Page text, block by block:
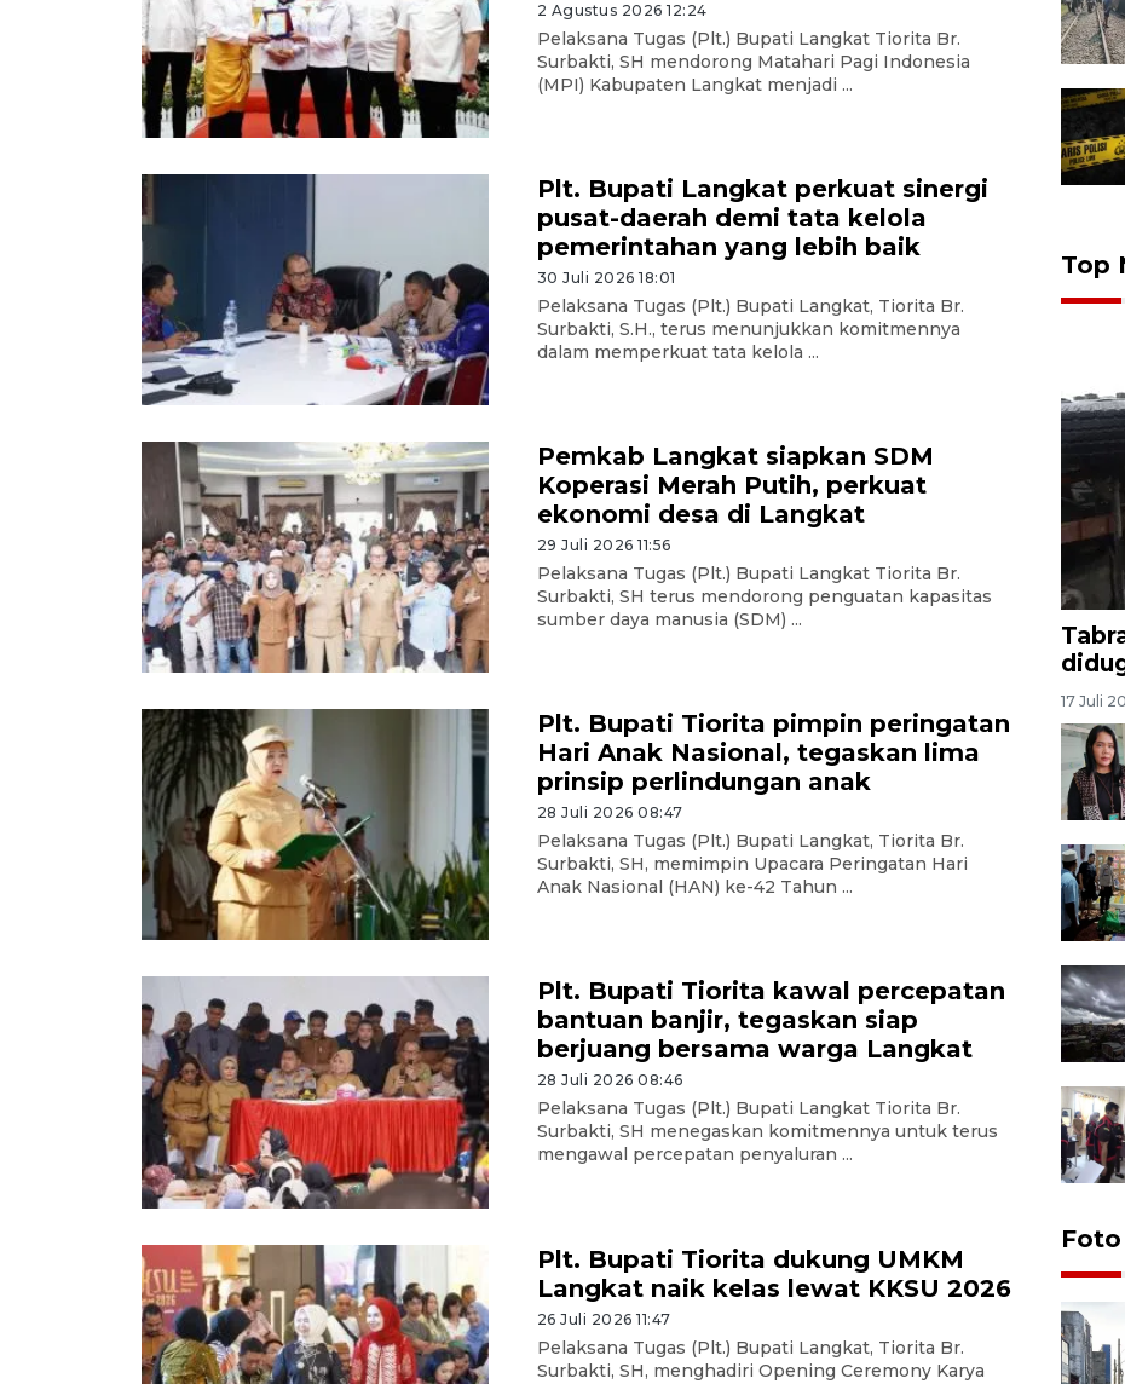
2 Agustus 2026 12:24
Pelaksana Tugas (Plt.) Bupati Langkat Tiorita Br.
Surbakti, SH mendorong Matahari Pagi Indonesia
(MPI) Kabupaten Langkat menjadi ...
Plt. Bupati Langkat perkuat sinergi
pusat-daerah demi tata kelola
pemerintahan yang lebih baik
30 Juli 2026 18:01
Pelaksana Tugas (Plt.) Bupati Langkat, Tiorita Br.
Surbakti, S.H., terus menunjukkan komitmennya
dalam memperkuat tata kelola ...
Pemkab Langkat siapkan SDM
Koperasi Merah Putih, perkuat
ekonomi desa di Langkat
29 Juli 2026 11:56
Pelaksana Tugas (Plt.) Bupati Langkat Tiorita Br.
Surbakti, SH terus mendorong penguatan kapasitas
sumber daya manusia (SDM) ...
Plt. Bupati Tiorita pimpin peringatan
Hari Anak Nasional, tegaskan lima
prinsip perlindungan anak
28 Juli 2026 08:47
Pelaksana Tugas (Plt.) Bupati Langkat, Tiorita Br.
Surbakti, SH, memimpin Upacara Peringatan Hari
Anak Nasional (HAN) ke-42 Tahun ...
Plt. Bupati Tiorita kawal percepatan
bantuan banjir, tegaskan siap
berjuang bersama warga Langkat
28 Juli 2026 08:46
Pelaksana Tugas (Plt.) Bupati Langkat Tiorita Br.
Surbakti, SH menegaskan komitmennya untuk terus
mengawal percepatan penyaluran ...
Plt. Bupati Tiorita dukung UMKM
Langkat naik kelas lewat KKSU 2026
26 Juli 2026 11:47
Pelaksana Tugas (Plt.) Bupati Langkat, Tiorita Br.
Surbakti, SH, menghadiri Opening Ceremony Karya
Top
17 Juli
Foto